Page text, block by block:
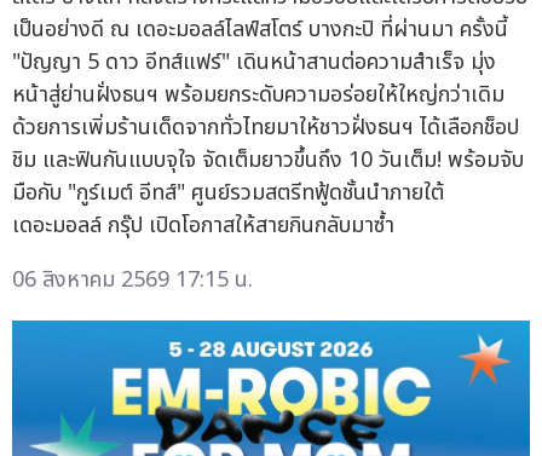
เป็นอย่างดี ณ เดอะมอลล์ไลฟ์สโตร์ บางกะปิ ที่ผ่านมา ครั้งนี้
"ปัญญา 5 ดาว อีทส์แฟร์" เดินหน้าสานต่อความสำเร็จ มุ่ง
หน้าสู่ย่านฝั่งธนฯ พร้อมยกระดับความอร่อยให้ใหญ่กว่าเดิม
ด้วยการเพิ่มร้านเด็ดจากทั่วไทยมาให้ชาวฝั่งธนฯ ได้เลือกช็อป
ชิม และฟินกันแบบจุใจ จัดเต็มยาวขึ้นถึง 10 วันเต็ม! พร้อมจับ
มือกับ "กูร์เมต์ อีทส์" ศูนย์รวมสตรีทฟู้ดชั้นนำภายใต้
เดอะมอลล์ กรุ๊ป เปิดโอกาสให้สายกินกลับมาซ้ำ
06 สิงหาคม 2569 17:15 น.